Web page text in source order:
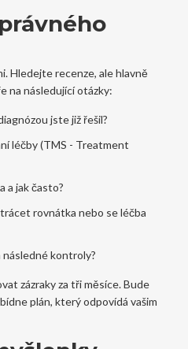
Hledejte recenze, ale hlavně
na následující otázky:
jste již řešil?
léčby (TMS - Treatment
a jak často?
rovnátka nebo se léčba
kontroly?
zázraky za tři měsíce. Bude
plán, který odpovídá vašim